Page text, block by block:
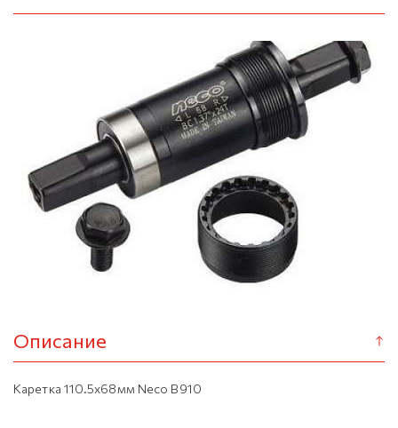
Описание
Каретка 110.5x68мм Neco В910